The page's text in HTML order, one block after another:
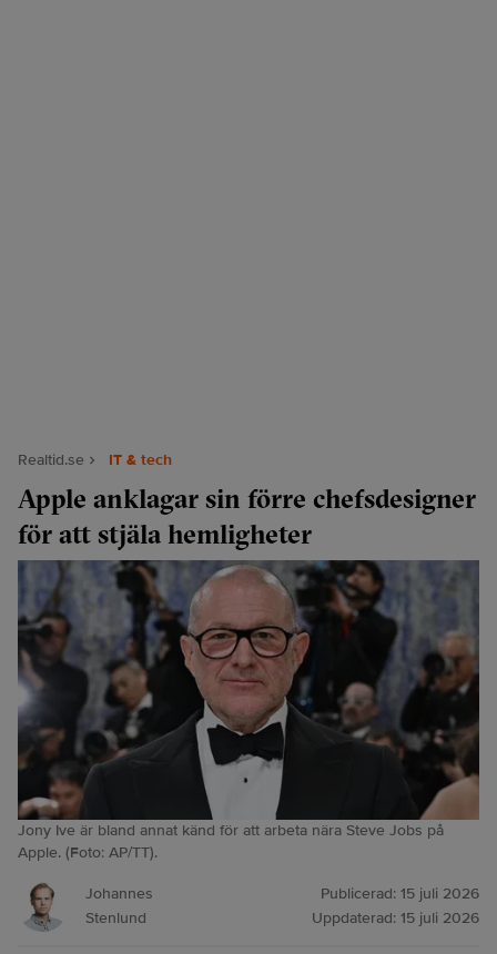
Realtid.se IT & tech
Apple anklagar sin förre chefsdesigner
för att stjäla hemligheter
Jony Ive är bland annat känd för att arbeta nära Steve Jobs på
Apple. (Foto: AP/TT).
Johannes
Stenlund
Publicerad: 15 juli 2026
Uppdaterad: 15 juli 2026